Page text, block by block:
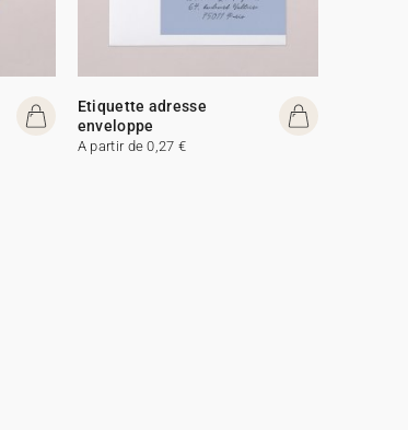
Etiquette adresse
enveloppe
A partir de 0,27 €